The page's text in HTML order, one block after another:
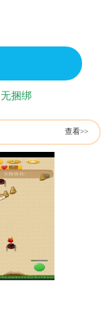
无捆绑
查看>>